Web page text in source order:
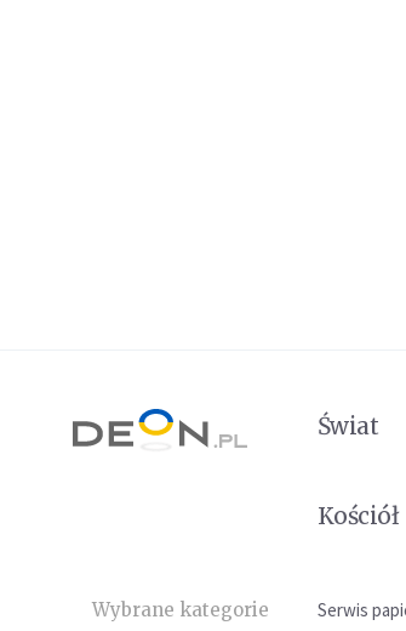
Świat
Kościół
Wybrane kategorie Serwis